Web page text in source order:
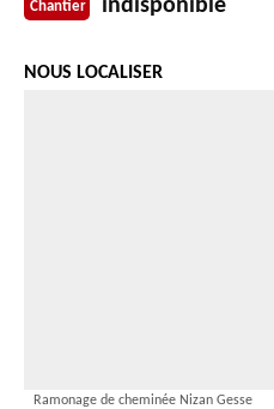
Chantier indisponible
NOUS LOCALISER
Ramonage de cheminée Nizan Gesse